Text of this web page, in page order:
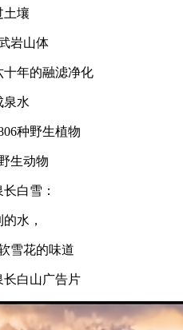
土壤
岩山体
年的融滤净化
泉水
种野生植物
生动物
白雪：
水，
雪花的味道
白山广告片